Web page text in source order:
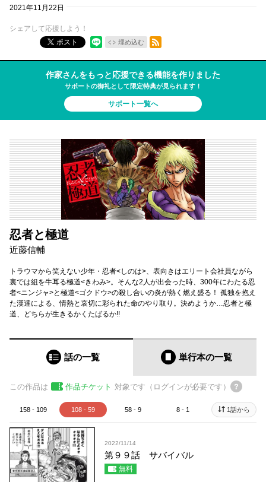
2021年11月22日
シェアして応援しよう！
ポスト
埋め込む
RSSフィード
作家さんをもっと応援できる機能を作りました
サポートの御礼として限定特典が見られます！
サポート一覧へ
忍者と極道
近藤信輔
トラウマから笑えない少年・忍者<しのは>、表向きはエリート会社員ながら
裏では組を牛耳る極道<きわみ>。そんな2人が出会った時、300年にわたる忍
者<ニンジャ>と極道<ゴクドウ>の殺し合いの炎が熱く燃え盛る！ 孤独を抱え
た漢達による、情熱と哀切に彩られた命のやり取り。決めようか…忍者と極
道、どちらが生きるかくたばるか!!
話の一覧 単行本の一覧
この作品は 作品チケット 対象です（ログインが必要です）
158 - 109 108 - 59 58 - 9 8 - 1 1話から
2022/11/14
第９９話 サバイバル
無料